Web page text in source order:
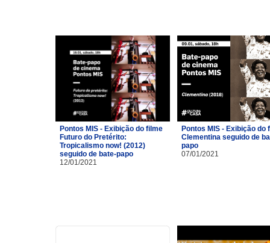
Pontos MIS - Exibição do filme
Futuro do Pretérito:
Tropicalismo now! (2012)
seguido de bate-papo
12/01/2021
Pontos MIS - Exibição do
Clementina seguido de
papo
07/01/2021